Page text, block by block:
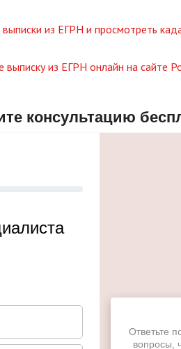
из ЕГРН и просмотреть
выписку из ЕГРН онлайн на сайте
консультацию